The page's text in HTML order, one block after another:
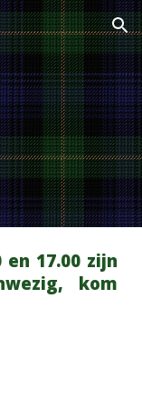
Skip to navigation
17.00 zijn
kom